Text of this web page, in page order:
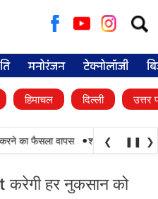
for:
मनोरंजन टेक्नोलॉजी
हिमाचल दिल्ली उत्तर
का फैसला वापस • श्री गुरु हरिकृष्ण
❮ ❚❚ ❯
हर नुकसान को